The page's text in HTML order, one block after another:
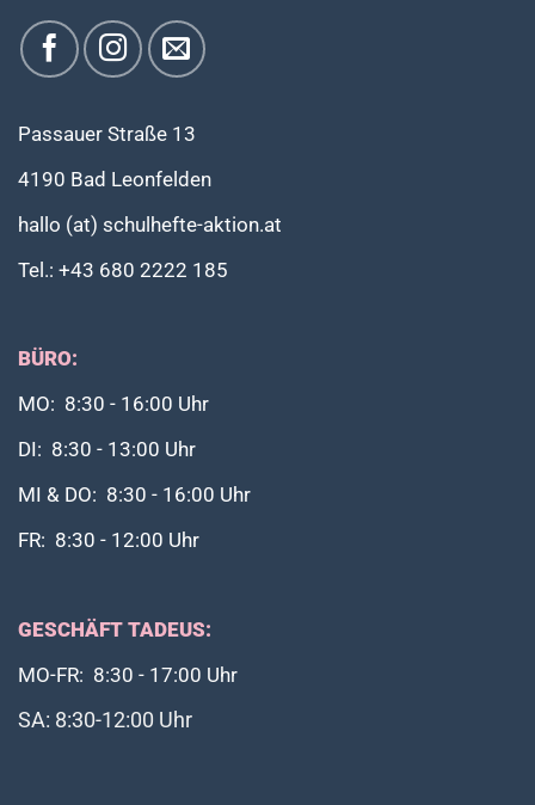
Passauer Straße 13
4190 Bad Leonfelden
hallo (at) schulhefte-aktion.at
Tel.: +43 680 2222 185
BÜRO:
MO: 8:30 - 16:00 Uhr
DI: 8:30 - 13:00 Uhr
MI & DO: 8:30 - 16:00 Uhr
FR: 8:30 - 12:00 Uhr
GESCHÄFT TADEUS:
MO-FR: 8:30 - 17:00 Uhr
SA: 8:30-12:00 Uhr